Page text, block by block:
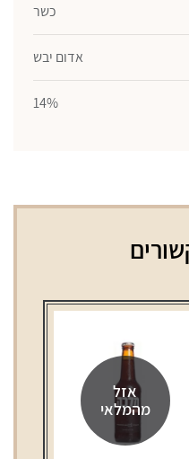
כשר
אדום יבש
14%
אזל
מהמלאי